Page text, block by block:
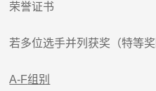
荣誉证书
若多位选手并列获奖（特等奖
A-F组别